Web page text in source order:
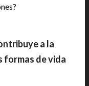
a la
formas de vida